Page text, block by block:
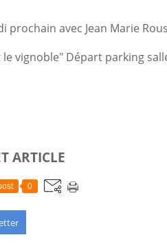
prochain avec Jean Marie
le vignoble" Départ parking
ARTICLE
0